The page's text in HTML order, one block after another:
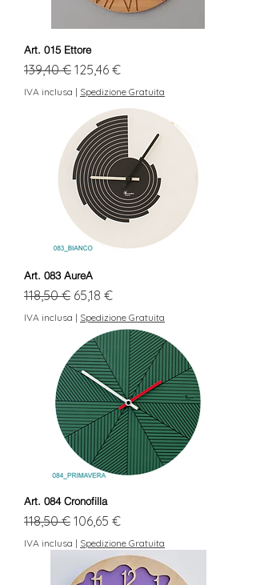
Art. 015 Ettore
Prezzo regolare
139,40 € Prezzo scontato
125,46 €
IVA inclusa | Spedizione Gratuita
Art. 083 AureA
Prezzo regolare
118,50 € Prezzo scontato
65,18 €
IVA inclusa | Spedizione Gratuita
Art. 084 Cronofilla
Prezzo regolare
118,50 € Prezzo scontato
106,65 €
IVA inclusa | Spedizione Gratuita